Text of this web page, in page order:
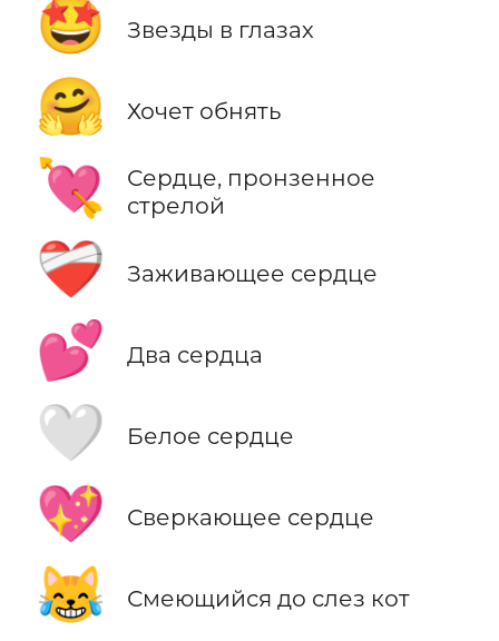
🤩 Звезды в глазах
🤗 Хочет обнять
💘
Сердце, пронзенное
стрелой
❤️‍🩹 Заживающее сердце
💕 Два сердца
🤍 Белое сердце
💖 Сверкающее сердце
😹 Смеющийся до слез кот